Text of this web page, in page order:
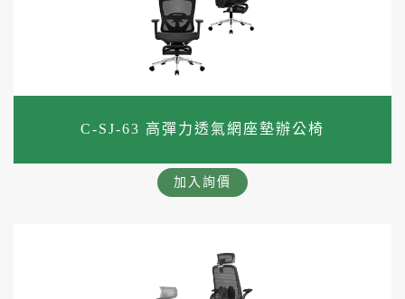
C-SJ-63 高彈力透氣網座墊辦公椅
加入詢價